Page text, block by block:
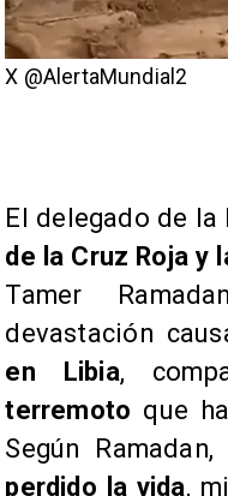
X @AlertaMundial2
El delegado de la
de la Cruz Roja y
Tamer
devastación
en Libia,
terremoto que
Según Ramadan,
perdido la vida,